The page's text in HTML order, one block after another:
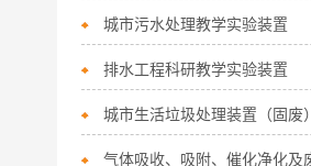
城市污水处理教学实验装置
排水工程科研教学实验装置
城市生活垃圾处理装置（固废）